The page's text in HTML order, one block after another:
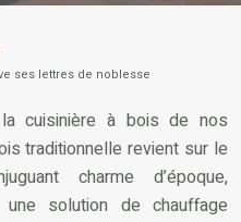
ses lettres de noblesse
cuisinière à bois de nos
traditionnelle revient sur le
charme d’époque,
solution de chauffage